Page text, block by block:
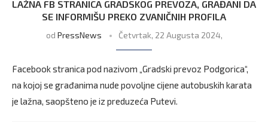
LAŽNA FB STRANICA GRADSKOG PREVOZA, GRAĐANI DA
SE INFORMIŠU PREKO ZVANIČNIH PROFILA
od PressNews Četvrtak, 22 Augusta 2024,
Facebook stranica pod nazivom „Gradski prevoz Podgorica“,
na kojoj se građanima nude povoljne cijene autobuskih karata
je lažna, saopšteno je iz preduzeća Putevi.